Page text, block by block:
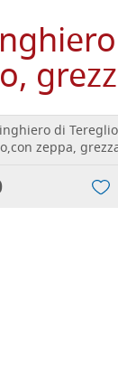
di
zeppa,